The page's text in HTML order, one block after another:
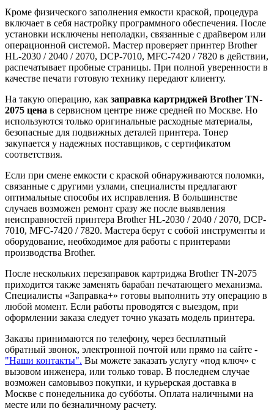
Кроме физического заполнения емкости краской, процедура
включает в себя настройку программного обеспечения. После
установки исключены неполадки, связанные с драйвером или
операционной системой. Мастер проверяет принтер Brother
HL-2030 / 2040 / 2070, DCP-7010, MFC-7420 / 7820 в действии,
распечатывает пробные страницы. При полной уверенности в
качестве печати готовую технику передают клиенту.
На такую операцию, как заправка картриджей Brother TN-
2075 цена в сервисном центре ниже средней по Москве. Но
используются только оригинальные расходные материалы,
безопасные для подвижных деталей принтера. Тонер
закупается у надежных поставщиков, с сертификатом
соответствия.
Если при смене емкости с краской обнаруживаются поломки,
связанные с другими узлами, специалисты предлагают
оптимальные способы их исправления. В большинстве
случаев возможен ремонт сразу же после выявления
неисправностей принтера Brother HL-2030 / 2040 / 2070, DCP-
7010, MFC-7420 / 7820. Мастера берут с собой инструменты и
оборудование, необходимое для работы с принтерами
производства Brother.
После нескольких перезаправок картриджа Brother TN-2075
приходится также заменять барабан печатающего механизма.
Специалисты «Заправка+» готовы выполнить эту операцию в
любой момент. Если работы проводятся с выездом, при
оформлении заказа следует точно указать модель принтера.
Заказы принимаются по телефону, через бесплатный
обратный звонок, электронной почтой или прямо на сайте -
"Наши контакты". Вы можете заказать услугу «под ключ» с
вызовом инженера, или только товар. В последнем случае
возможен самовывоз покупки, и курьерская доставка в
Москве с понедельника до субботы. Оплата наличными на
месте или по безналичному расчету.